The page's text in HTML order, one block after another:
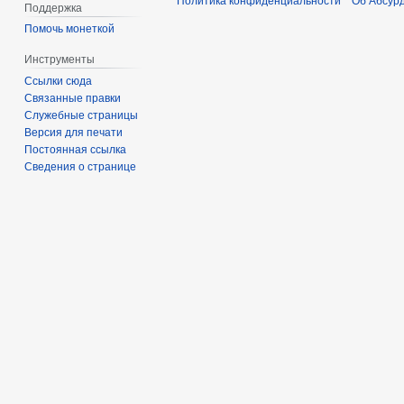
Поддержка
Помочь монеткой
Инструменты
Ссылки сюда
Связанные правки
Служебные страницы
Версия для печати
Постоянная ссылка
Сведения о странице